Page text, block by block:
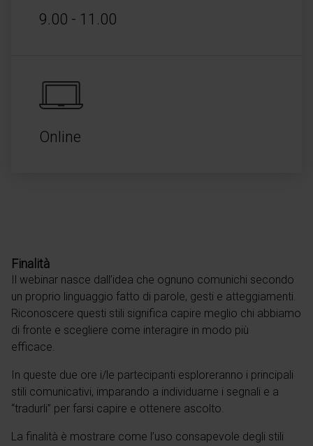
9.00 - 11.00
Online
Finalità
Il webinar nasce dall’idea che ognuno comunichi secondo
un proprio linguaggio fatto di parole, gesti e atteggiamenti.
Riconoscere questi stili significa capire meglio chi abbiamo
di fronte e scegliere come interagire in modo più
efficace.
In queste due ore i/le partecipanti esploreranno i principali
stili comunicativi, imparando a individuarne i segnali e a
“tradurli” per farsi capire e ottenere ascolto.
La finalità è mostrare come l’uso consapevole degli stili